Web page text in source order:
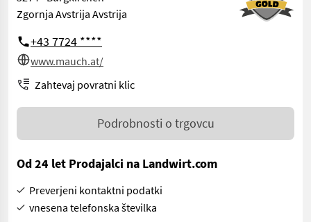
Zgornja Avstrija Avstrija
+43 7724 ****
www.mauch.at/
Zahtevaj povratni klic
Podrobnosti o trgovcu
Od 24 let Prodajalci na Landwirt.com
Preverjeni kontaktni podatki
vnesena telefonska številka